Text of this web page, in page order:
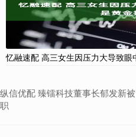
忆融速配 高三女生因压力大导致
纵信优配 臻镭科技董事长郁发新
职